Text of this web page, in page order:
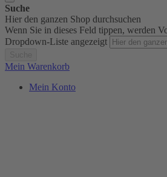
Suche
Hier den ganzen Shop durchsuchen
Wenn Sie in dieses Feld tippen, werden
Dropdown-Liste angezeigt
Mein Warenkorb
Mein Konto